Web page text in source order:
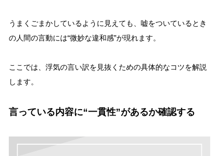
うまくごまかしているように見えても、嘘をついているとき
の人間の言動には“微妙な違和感”が現れます。
ここでは、浮気の言い訳を見抜くための具体的なコツを解説
します。
言っている内容に“一貫性”があるか確認する